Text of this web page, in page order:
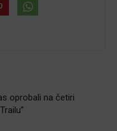
oprobali na četiri